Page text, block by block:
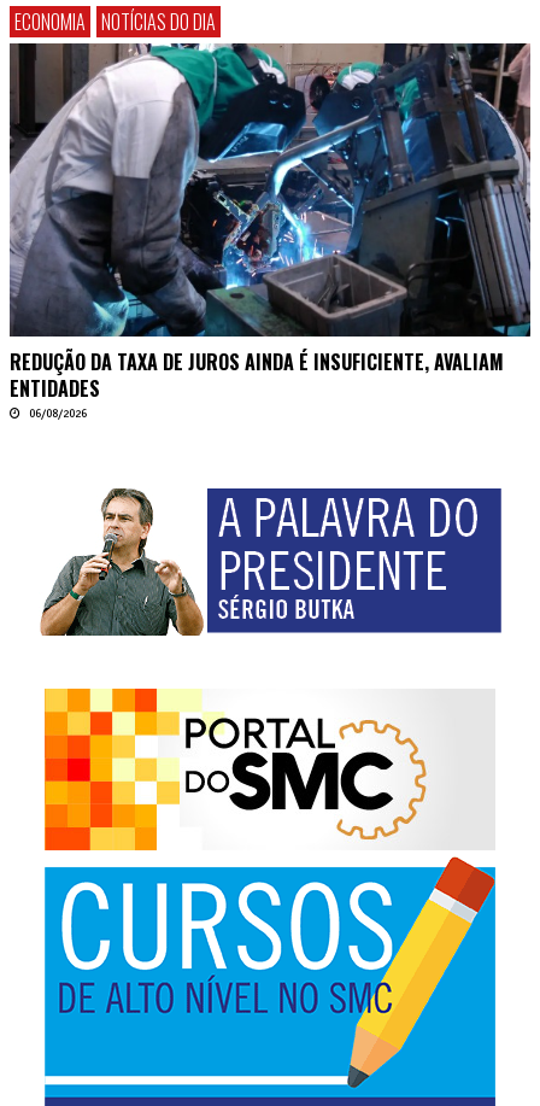
ECONOMIA NOTÍCIAS DO DIA
REDUÇÃO DA TAXA DE JUROS AINDA É INSUFICIENTE, AVALIAM
ENTIDADES
06/08/2026